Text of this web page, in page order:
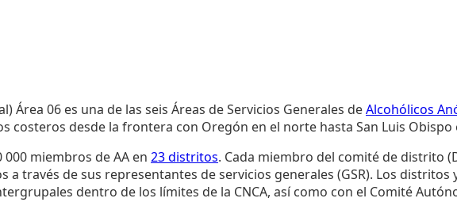
Área 06 es una de las seis Áreas de Servicios Generales deAlcohólicos
costeros desde la frontera con Oregón en el norte hasta San Luis Obispo
000 miembros de AA en 23 distritos. Cada miembro del comité de distrito
a través de sus representantes de servicios generales (GSR). Los
dentro de los límites de la CNCA, así como con el Comité